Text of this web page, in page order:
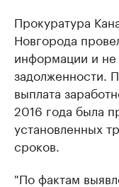
Прокуратура
Новгорода
информации и не
задолженности.
выплата
2016 года была
установленных
сроков.
"По фактам